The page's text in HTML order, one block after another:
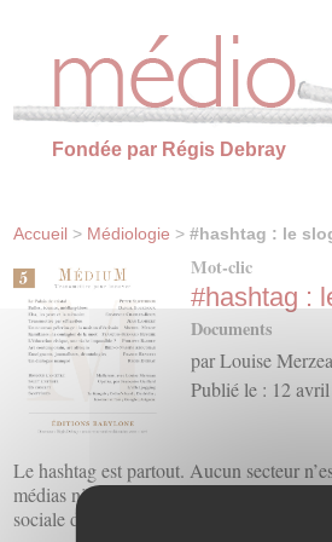
Fondée par Régis Debray
Accueil > Médiologie > #hashtag : le
Mot-clic
#hashtag :
Documents
par Louise
Publié le : 12
Le hashtag est partout. Aucun secteur
médias ni la communication, publique et
sociale des entreprises, les offres de